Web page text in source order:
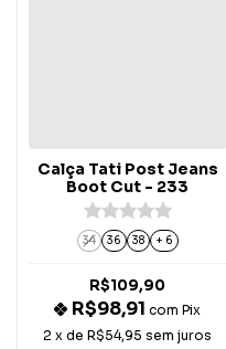
Calça Tati Post Jeans
Boot Cut - 233
34 36 38 + 6
R$109,90
R$98,91com Pix
2 x deR$54,95 sem juros